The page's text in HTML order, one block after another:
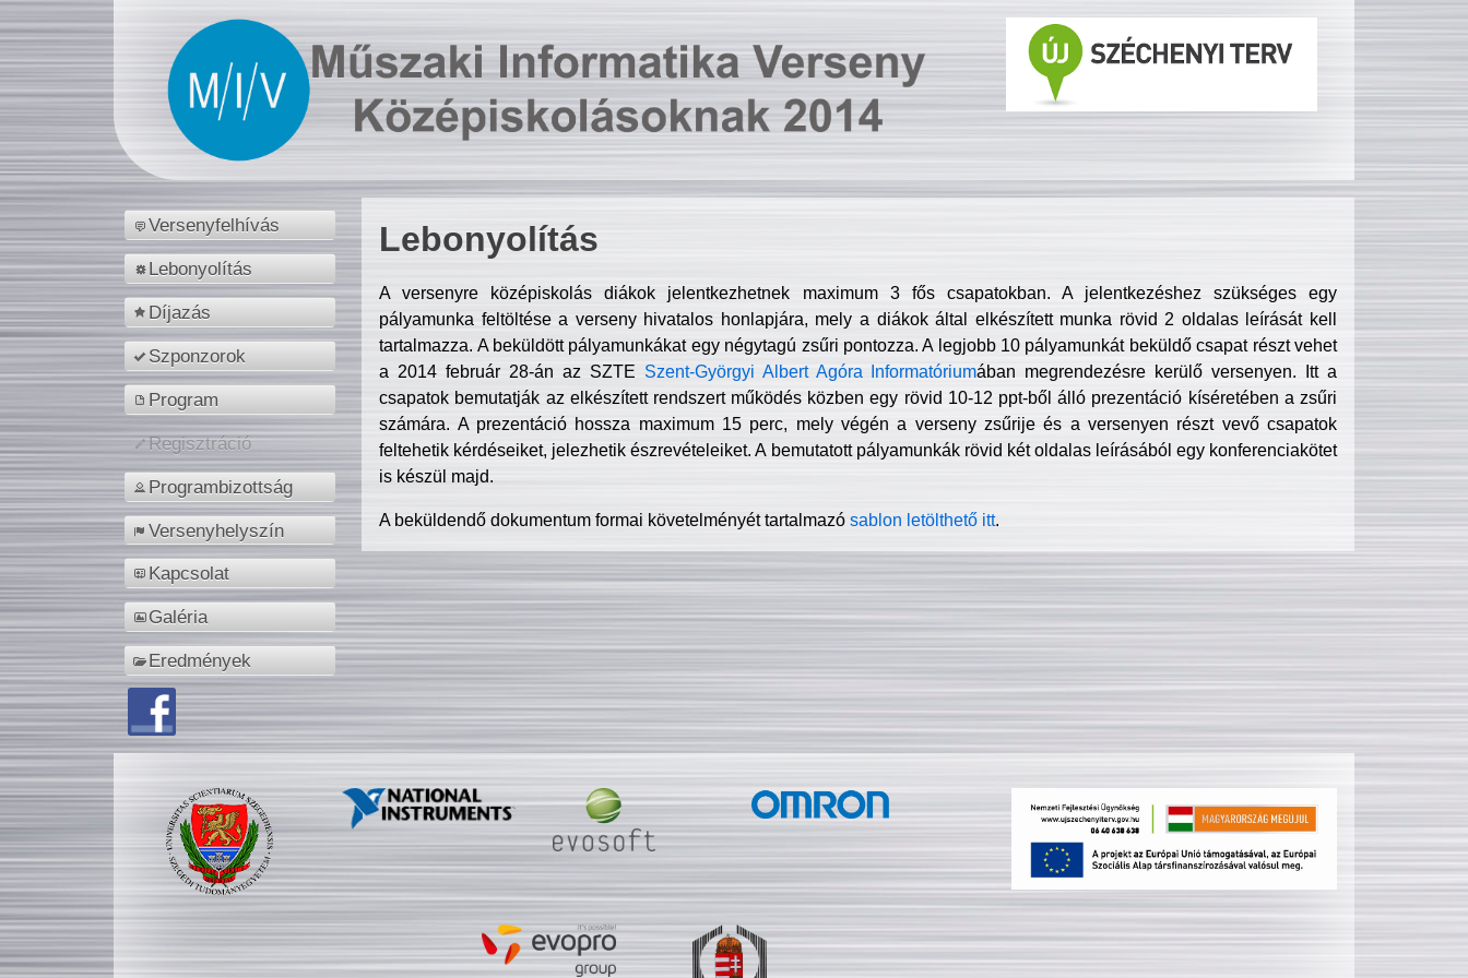
Versenyfelhívás
Lebonyolítás
Díjazás
Szponzorok
Program
Regisztráció
Programbizottság
Versenyhelyszín
Kapcsolat
Galéria
Eredmények
Lebonyolítás
A versenyre középiskolás diákok jelentkezhetnek maximum 3 fős csapatokban. A jelentkezéshez szükséges egy
pályamunka feltöltése a verseny hivatalos honlapjára, mely a diákok által elkészített munka rövid 2 oldalas leírását kell
tartalmazza. A beküldött pályamunkákat egy négytagú zsűri pontozza. A legjobb 10 pályamunkát beküldő csapat részt vehet
a 2014 február 28-án az SZTE Szent-Györgyi Albert Agóra Informatóriumában megrendezésre kerülő versenyen. Itt a
csapatok bemutatják az elkészített rendszert működés közben egy rövid 10-12 ppt-ből álló prezentáció kíséretében a zsűri
számára. A prezentáció hossza maximum 15 perc, mely végén a verseny zsűrije és a versenyen részt vevő csapatok
feltehetik kérdéseiket, jelezhetik észrevételeiket. A bemutatott pályamunkák rövid két oldalas leírásából egy konferenciakötet
is készül majd.
A beküldendő dokumentum formai követelményét tartalmazósablon letölthető itt.